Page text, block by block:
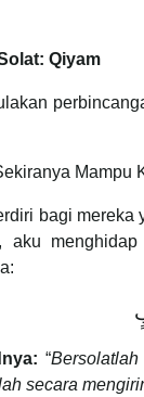
Qiyam
Mampu
bagi mereka
aku
“
secara